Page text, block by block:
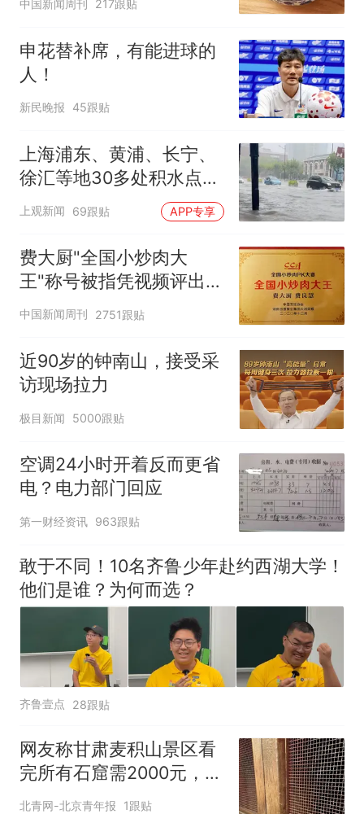
中国新闻周刊 217跟贴
申花替补席，有能进球的
人！
新民晚报 45跟贴
上海浦东、黄浦、长宁、
徐汇等地30多处积水点正
在抢排
上观新闻 69跟贴 APP专享
费大厨"全国小炒肉大
王"称号被指凭视频评出
官方回应
中国新闻周刊 2751跟贴
近90岁的钟南山，接受采
访现场拉力
极目新闻 5000跟贴
空调24小时开着反而更省
电？电力部门回应
第一财经资讯 963跟贴
敢于不同！10名齐鲁少年赴约西湖大学！
他们是谁？为何而选？
齐鲁壹点 28跟贴
网友称甘肃麦积山景区看
完所有石窟需2000元，景
区：部分石窟受特别保
北青网-北京青年报 1跟贴